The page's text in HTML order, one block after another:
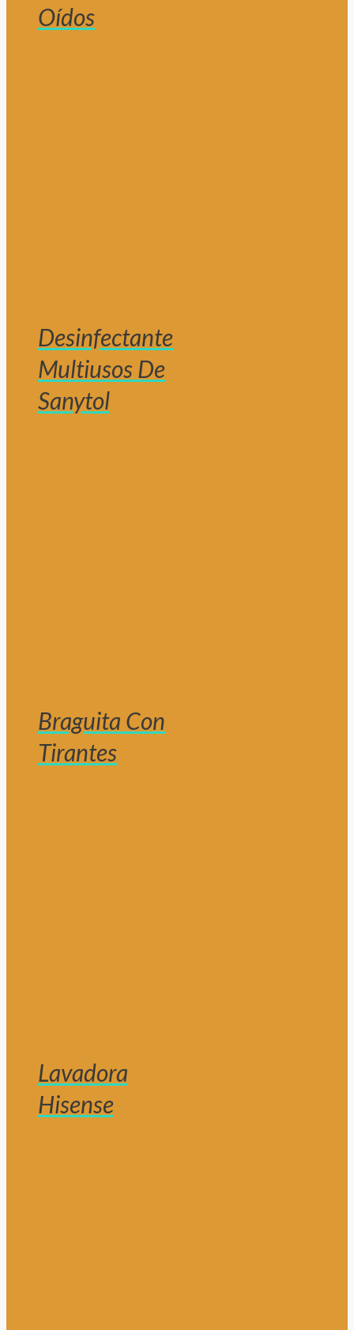
Oídos
Desinfectante
Multiusos De
Sanytol
Braguita Con
Tirantes
Lavadora
Hisense